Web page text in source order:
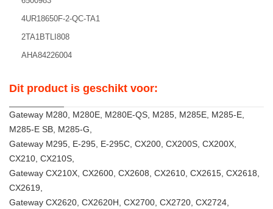
4UR18650F-2-QC-TA1
2TA1BTLI808
AHA84226004
Dit product is geschikt voor:
Gateway M280, M280E, M280E-QS, M285, M285E, M285-E,
M285-E SB, M285-G,
Gateway M295, E-295, E-295C, CX200, CX200S, CX200X,
CX210, CX210S,
Gateway CX210X, CX2600, CX2608, CX2610, CX2615, CX2618,
CX2619,
Gateway CX2620, CX2620H, CX2700, CX2720, CX2724,